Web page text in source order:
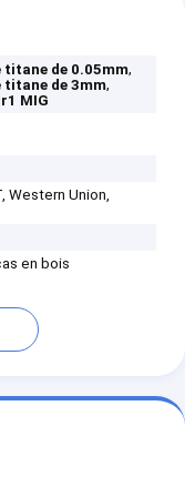
titane de 0.05mm,
titane de 3mm,
MIG
Western Union,
en bois